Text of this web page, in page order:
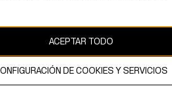
web está protegido por copyright y es
ACEPTAR TODO
DE COOKIES Y SERVICIOS